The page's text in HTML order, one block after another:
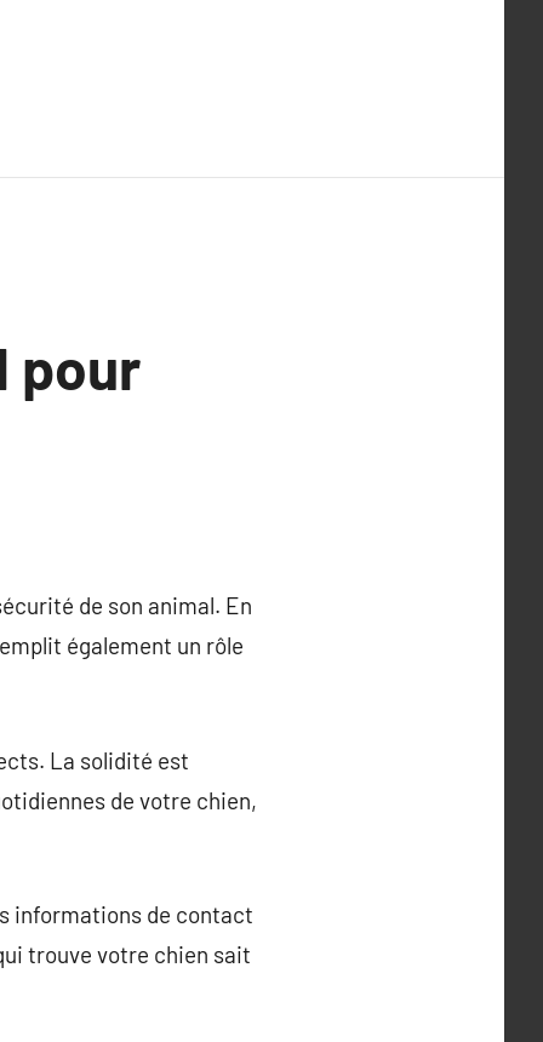
pour
de son animal. En
également un rôle
La solidité est
de votre chien,
informations de contact
trouve votre chien sait